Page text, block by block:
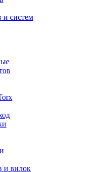
и систем
и вилок